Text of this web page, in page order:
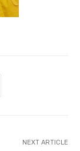
NEXT ARTICLE